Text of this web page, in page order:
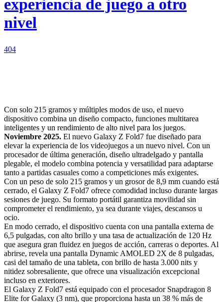
experiencia de juego a otro
nivel
404
Con solo 215 gramos y múltiples modos de uso, el nuevo
dispositivo combina un diseño compacto, funciones multitarea
inteligentes y un rendimiento de alto nivel para los juegos.
Noviembre 2025. El nuevo Galaxy Z Fold7 fue diseñado para
elevar la experiencia de los videojuegos a un nuevo nivel. Con un
procesador de última generación, diseño ultradelgado y pantalla
plegable, el modelo combina potencia y versatilidad para adaptarse
tanto a partidas casuales como a competiciones más exigentes.
Con un peso de solo 215 gramos y un grosor de 8,9 mm cuando está
cerrado, el Galaxy Z Fold7 ofrece comodidad incluso durante largas
sesiones de juego. Su formato portátil garantiza movilidad sin
comprometer el rendimiento, ya sea durante viajes, descansos u
ocio.
En modo cerrado, el dispositivo cuenta con una pantalla externa de
6,5 pulgadas, con alto brillo y una tasa de actualización de 120 Hz
que asegura gran fluidez en juegos de acción, carreras o deportes. Al
abrirse, revela una pantalla Dynamic AMOLED 2X de 8 pulgadas,
casi del tamaño de una tableta, con brillo de hasta 3.000 nits y
nitidez sobresaliente, que ofrece una visualización excepcional
incluso en exteriores.
El Galaxy Z Fold7 está equipado con el procesador Snapdragon 8
Elite for Galaxy (3 nm), que proporciona hasta un 38 % más de